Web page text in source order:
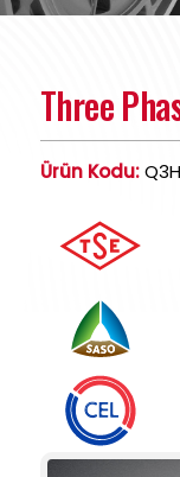
Three
Ürün Kodu: